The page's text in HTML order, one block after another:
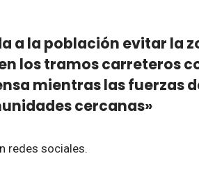
a la población evitar la
los tramos carreteros
mientras las fuerzas
cercanas»
redes sociales.